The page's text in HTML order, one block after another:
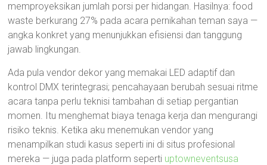
memproyeksikan jumlah porsi per hidangan. Hasilnya: food
waste berkurang 27% pada acara pernikahan teman saya —
angka konkret yang menunjukkan efisiensi dan tanggung
jawab lingkungan.
Ada pula vendor dekor yang memakai LED adaptif dan
kontrol DMX terintegrasi; pencahayaan berubah sesuai ritme
acara tanpa perlu teknisi tambahan di setiap pergantian
momen. Itu menghemat biaya tenaga kerja dan mengurangi
risiko teknis. Ketika aku menemukan vendor yang
menampilkan studi kasus seperti ini di situs profesional
mereka — juga pada platform seperti uptowneventsusa